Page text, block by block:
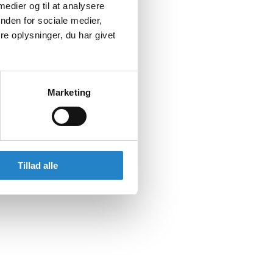
og til at analysere
for sociale medier,
oplysninger, du har givet
Marketing
Tillad alle